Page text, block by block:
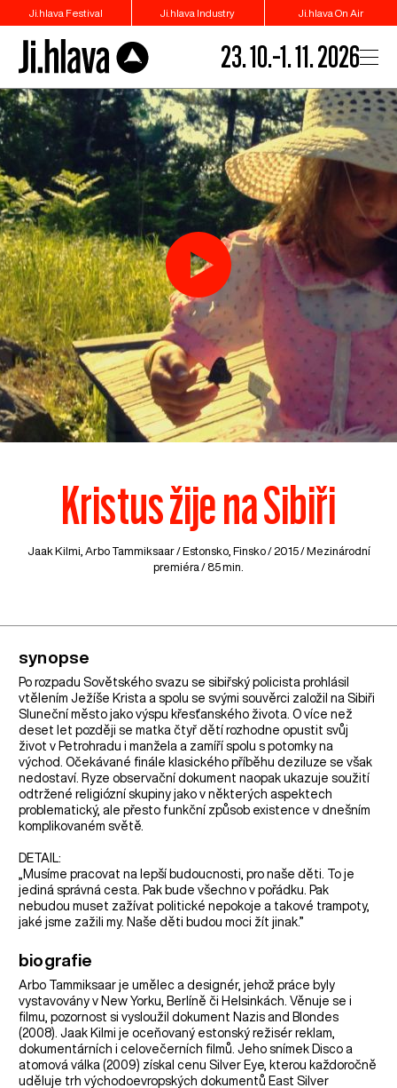
Ji.hlava Festival Ji.hlava Industry Ji.hlava On Air
23. 10.–1. 11. 2026
Kristus žije na Sibiři
Jaak Kilmi, Arbo Tammiksaar / Estonsko, Finsko/ 2015 / Mezinárodní
premiéra / 85 min.
synopse
Po rozpadu Sovětského svazu se sibiřský policista prohlásil
vtělením Ježíše Krista a spolu se svými souvěrci založil na Sibiři
Sluneční město jako výspu křesťanského života. O více než
deset let později se matka čtyř dětí rozhodne opustit svůj
život v Petrohradu i manžela a zamíří spolu s potomky na
východ. Očekávané finále klasického příběhu deziluze se však
nedostaví. Ryze observační dokument naopak ukazuje soužití
odtržené religiózní skupiny jako v některých aspektech
problematický, ale přesto funkční způsob existence v dnešním
komplikovaném světě.
DETAIL:
„Musíme pracovat na lepší budoucnosti, pro naše děti. To je
jediná správná cesta. Pak bude všechno v pořádku. Pak
nebudou muset zažívat politické nepokoje a takové trampoty,
jaké jsme zažili my. Naše děti budou moci žít jinak.”
biografie
Arbo Tammiksaar je umělec a designér, jehož práce byly
vystavovány v New Yorku, Berlíně či Helsinkách. Věnuje se i
filmu, pozornost si vysloužil dokument Nazis and Blondes
(2008). Jaak Kilmi je oceňovaný estonský režisér reklam,
dokumentárních i celovečerních filmů. Jeho snímek Disco a
atomová válka (2009) získal cenu Silver Eye, kterou každoročně
uděluje trh východoevropských dokumentů East Silver